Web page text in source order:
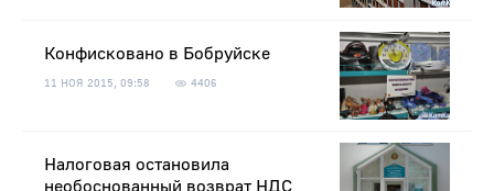
Конфисковано в Бобруйске
11 НОЯ 2015, 09:58 4406
Налоговая остановила